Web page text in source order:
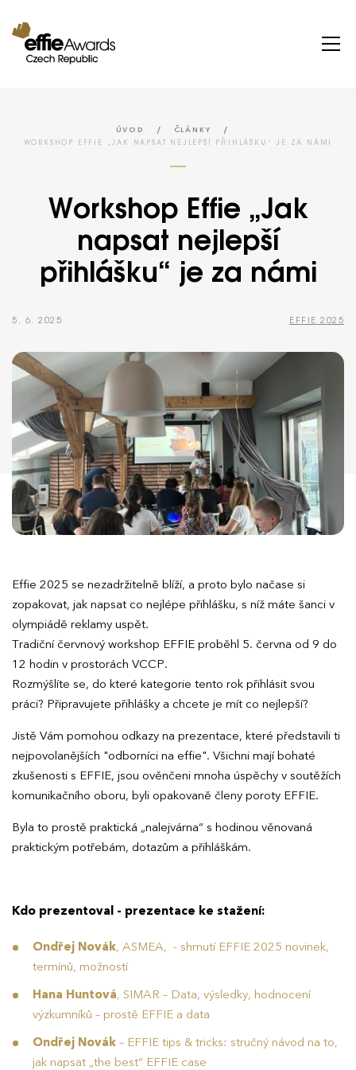
ÚVOD / ČLÁNKY /
WORKSHOP EFFIE „JAK NAPSAT NEJLEPŠÍ PŘIHLÁŠKU“ JE ZA NÁMI
Workshop Effie „Jak
napsat nejlepší
přihlášku“ je za námi
5. 6. 2025 EFFIE 2025
Effie 2025 se nezadržitelně blíží, a proto bylo načase si
zopakovat, jak napsat co nejlépe přihlášku, s níž máte šanci v
olympiádě reklamy uspět.
Tradiční červnový workshop EFFIE proběhl 5. června od 9 do
12 hodin v prostorách VCCP.
Rozmýšlíte se, do které kategorie tento rok přihlásit svou
práci? Připravujete přihlášky a chcete je mít co nejlepší?
Jistě Vám pomohou odkazy na prezentace, které představili ti
nejpovolanějších "odborníci na effie". Všichni mají bohaté
zkušenosti s EFFIE, jsou ověnčeni mnoha úspěchy v soutěžích
komunikačního oboru, byli opakovaně členy poroty EFFIE.
Byla to prostě praktická „nalejvárna“ s hodinou věnovaná
praktickým potřebám, dotazům a přihláškám.
Kdo prezentoval - prezentace ke stažení:
Ondřej Novák, ASMEA, - shrnutí EFFIE 2025 novinek,
termínů, možností
Hana Huntová, SIMAR – Data, výsledky, hodnocení
výzkumníků – prostě EFFIE a data
Ondřej Novák – EFFIE tips & tricks: stručný návod na to,
jak napsat „the best“ EFFIE case